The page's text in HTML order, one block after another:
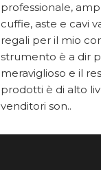
professionale,
cuffie, aste e cavi
regali per il mio
strumento è a dir
meraviglioso e il
prodotti è di alto
venditori son..